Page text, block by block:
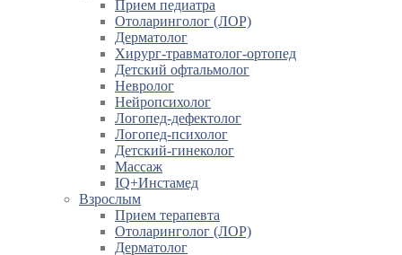
Прием педиатра
Отоларинголог (ЛОР)
Дерматолог
Хирург-травматолог-ортопед
Детский офтальмолог
Невролог
Нейропсихолог
Логопед-дефектолог
Логопед-психолог
Детский-гинеколог
Массаж
IQ+Инстамед
Взрослым
Прием терапевта
Отоларинголог (ЛОР)
Дерматолог